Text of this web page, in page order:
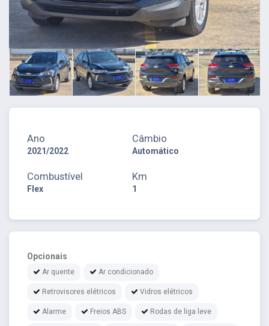
Ano
2021/2022
Câmbio
Automático
Combustível
Flex
Km
1
Opcionais
Ar quente Ar condicionado
Retrovisores elétricos Vidros elétricos
Alarme Freios ABS Rodas de liga leve